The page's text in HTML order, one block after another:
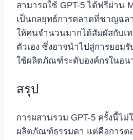
สามารถใช้ GPT-5 ได้ฟรีผ่าน
เป็นกลยุทธ์การตลาดที่ชาญฉล
ให้คนจำนวนมากได้สัมผัสกับเ
ตัวเอง ซึ่งอาจนำไปสู่การยอมรั
ใช้ผลิตภัณฑ์ระดับองค์กรในอน
สรุป
การผสานรวม GPT-5 ครั้งนี้ไม่
ผลิตภัณฑ์ธรรมดา แต่คือการต